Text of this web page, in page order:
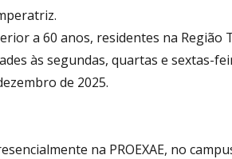
a 60 anos, residentes na Região
às segundas, quartas e sextas-
de 2025.
na PROEXAE, no